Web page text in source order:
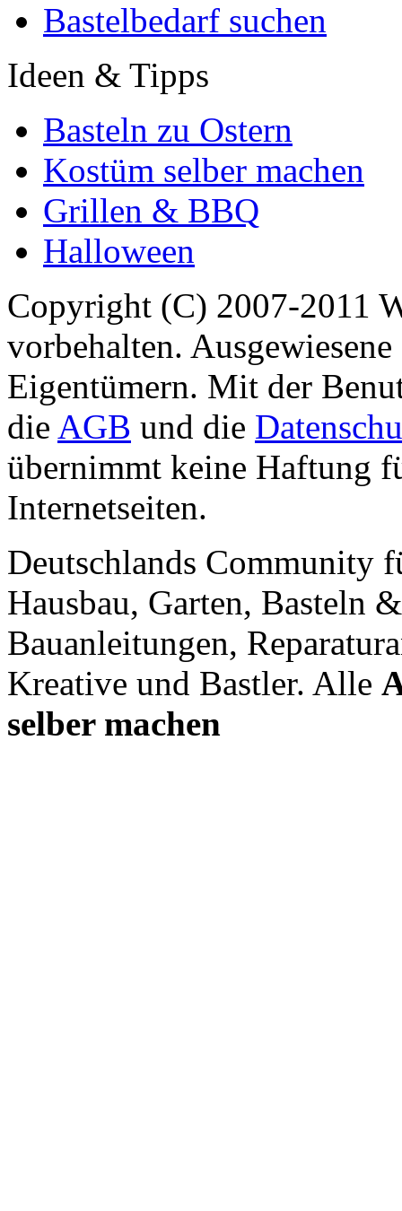
Bastelbedarf suchen
Ideen & Tipps
Basteln zu Ostern
Kostüm selber machen
Grillen & BBQ
Halloween
Copyright (C) 2007-2011
vorbehalten.
Eigentümern. Mit der
die AGB und die
übernimmt keine Haftung
Internetseiten.
Deutschlands Community
Hausbau, Garten, Basteln
Bauanleitungen,
Kreative und Bastler. Alle
selber machen